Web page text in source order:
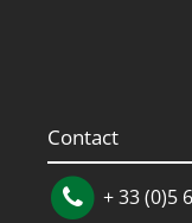
Contact
+ 33 (0)5